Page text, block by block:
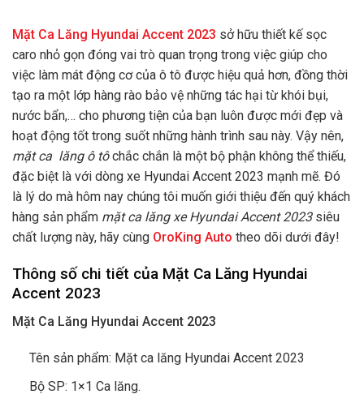
Mặt Ca Lăng Hyundai Accent 2023 sở hữu thiết kế sọc
caro nhỏ gọn đóng vai trò quan trọng trong việc giúp cho
việc làm mát động cơ của ô tô được hiệu quả hơn, đồng thời
tạo ra một lớp hàng rào bảo vệ những tác hại từ khói bụi,
nước bẩn,… cho phương tiện của bạn luôn được mới đẹp và
hoạt động tốt trong suốt những hành trình sau này. Vậy nên,
mặt ca lăng ô tôchắc chắn là một bộ phận không thể thiếu,
đặc biệt là với dòng xe Hyundai Accent 2023 mạnh mẽ. Đó
là lý do mà hôm nay chúng tôi muốn giới thiệu đến quý khách
hàng sản phẩm mặt ca lăng xe Hyundai Accent 2023 siêu
chất lượng này, hãy cùng OroKing Auto theo dõi dưới đây!
Thông số chi tiết của Mặt Ca Lăng Hyundai
Accent 2023
Mặt Ca Lăng Hyundai Accent 2023
Tên sản phẩm: Mặt ca lăng Hyundai Accent 2023
Bộ SP: 1×1 Ca lăng.